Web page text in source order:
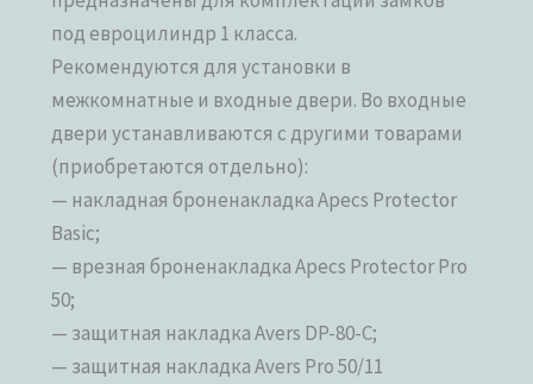
под евроцилиндр 1 класса.
Рекомендуются для установки в
межкомнатные и входные двери. Во входные
двери устанавливаются с другими товарами
(приобретаются отдельно):
— накладная броненакладка Apecs Protector
Basic;
— врезная броненакладка Apecs Protector Pro
50;
— защитная накладка Avers DP-80-C;
— защитная накладка Avers Pro 50/11